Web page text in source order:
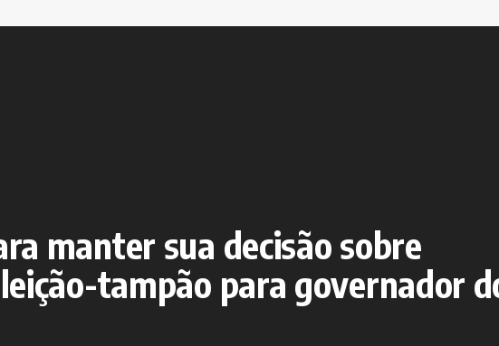
manter sua decisão sobre
tampão para governador